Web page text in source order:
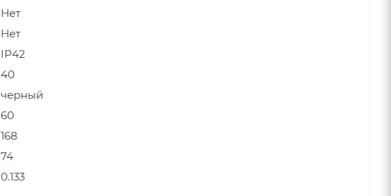
Нет
Нет
IP42
40
черный
60
168
74
0.133